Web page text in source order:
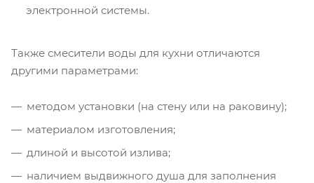
электронной системы.
Также смесители воды для кухни отличаются
другими параметрами:
методом установки (на стену или на раковину);
материалом изготовления;
длиной и высотой излива;
наличием выдвижного душа для заполнения